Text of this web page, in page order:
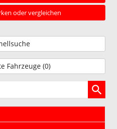
oder vergleichen
Fahrzeuge (0)